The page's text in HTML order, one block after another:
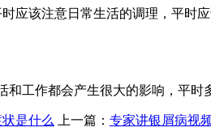
应该注意日常生活的调理，平时
和工作都会产生很大的影响，平
是什么 上一篇： 专家讲银屑病视